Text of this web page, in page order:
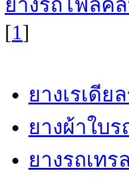
ยางรถโฟล์คลิ
[1]
ยางเรเดีย
ยางผ้าใบ
ยางรถเทร